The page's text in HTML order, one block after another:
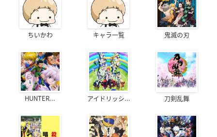
ちいかわ キャラ一覧 鬼滅の刃
HUNTER... アイドリッシ... 刀剣乱舞